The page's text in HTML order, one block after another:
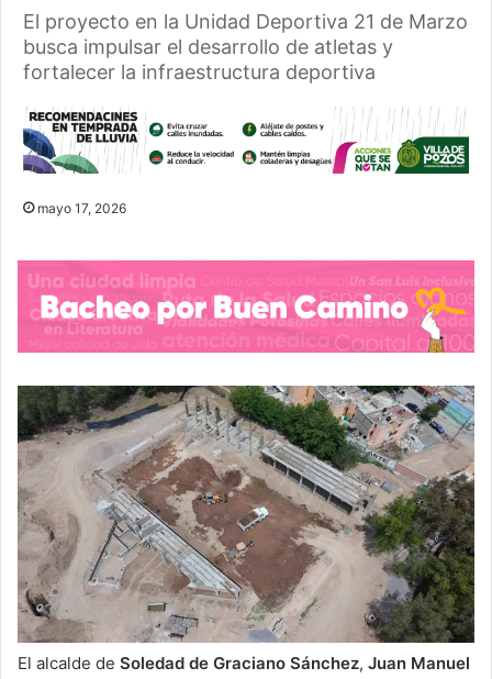
El proyecto en la Unidad Deportiva 21 de Marzo
busca impulsar el desarrollo de atletas y
fortalecer la infraestructura deportiva
mayo 17, 2026
El alcalde de Soledad de Graciano Sánchez, Juan Manuel